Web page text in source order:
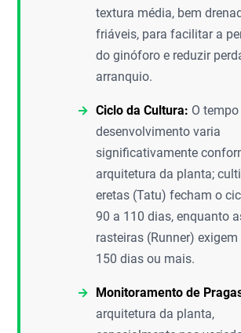
textura média, bem
friáveis, para facilitar a
do ginóforo e reduzir
arranquio.
Ciclo da Cultura: O
desenvolvimento varia
significativamente
arquitetura da planta;
eretas (Tatu) fecham o
90 a 110 dias, enquanto
rasteiras (Runner) exigem
150 dias ou mais.
Monitoramento de
arquitetura da planta,